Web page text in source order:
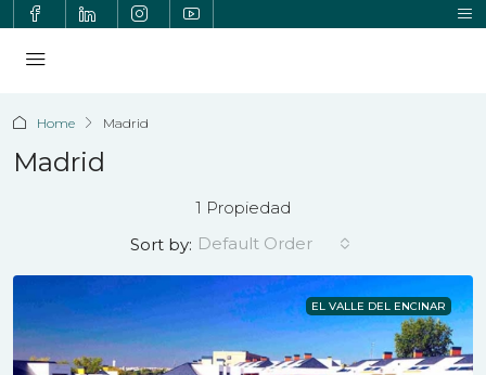
Home Madrid
Madrid
1 Propiedad
Sort by: Default Order
EL VALLE DEL ENCINAR